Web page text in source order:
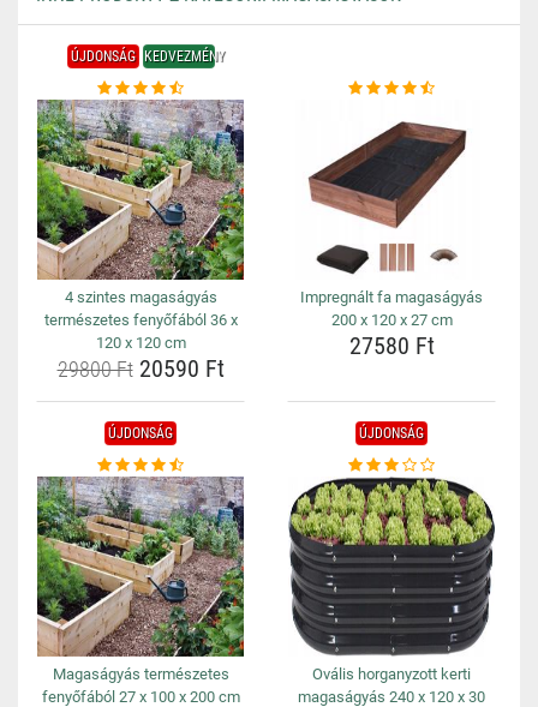
ÚJDONSÁG KEDVEZMÉNY
4 szintes magaságyás
természetes fenyőfából 36 x
120 x 120 cm
29800 Ft20590 Ft
Impregnált fa magaságyás
200 x 120 x 27 cm
27580 Ft
ÚJDONSÁG
Magaságyás természetes
fenyőfából 27 x 100 x 200 cm
ÚJDONSÁG
Ovális horganyzott kerti
magaságyás 240 x 120 x 30